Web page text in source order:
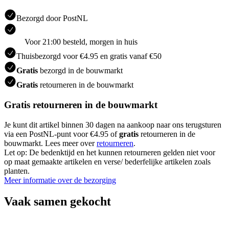
Bezorgd door PostNL
Voor 21:00 besteld, morgen in huis
Thuisbezorgd voor €4.95 en gratis vanaf €50
Gratis bezorgd in de bouwmarkt
Gratis retourneren in de bouwmarkt
Gratis retourneren in de bouwmarkt
Je kunt dit artikel binnen 30 dagen na aankoop naar ons terugsturen
via een PostNL-punt voor €4.95 ofgratis retourneren in de
bouwmarkt. Lees meer overretourneren.
Let op: De bedenktijd en het kunnen retourneren gelden niet voor
op maat gemaakte artikelen en verse/ bederfelijke artikelen zoals
planten.
Meer informatie over de bezorging
Vaak samen gekocht